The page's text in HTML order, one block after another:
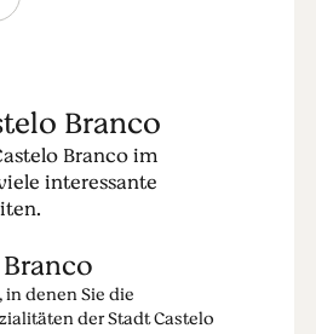
Branco sind ein typisches
ist die Vielfalt der
Motive sind sehr vielfältig
Pflanzen so stilisiert
ist, ihre Bedeutung zu
Castelo Branco,
Gebäude der Stadt,
eingerichtet wurde, ist
Branco
Branco im
interessante
denen Sie die
der Stadt Castelo